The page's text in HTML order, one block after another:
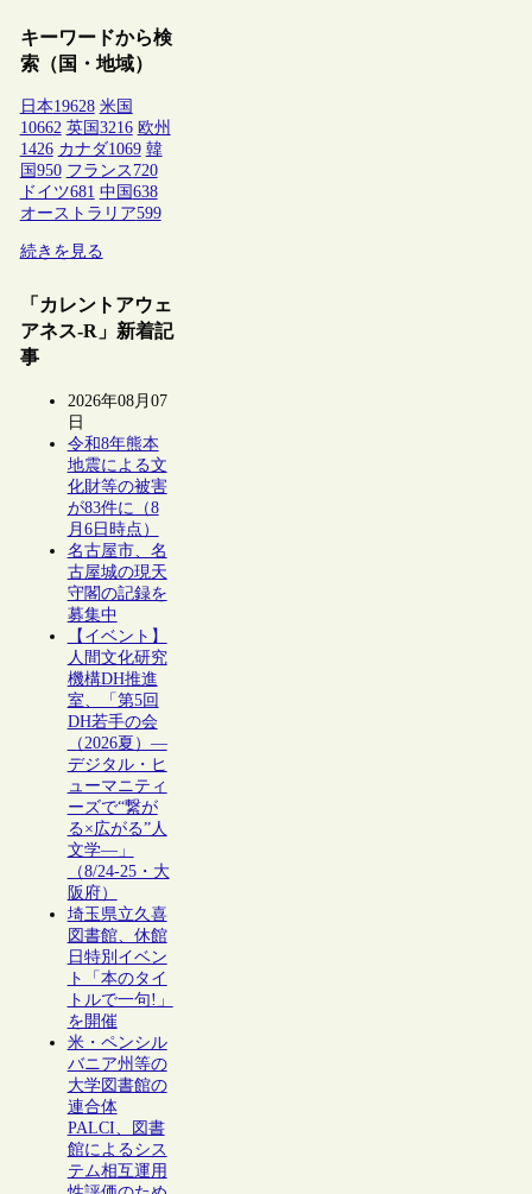
キーワードから検
索（国・地域）
日本19628 米国
10662 英国 3216 欧州
1426 カナダ1069 韓
国 950 フランス 720
ドイツ681 中国 638
オーストラリア599
続きを見る
「カレントアウェ
アネス-R」新着記
事
2026年08月07
日
令和8年熊本
地震による文
化財等の被害
が83件に（8
月6日時点）
名古屋市、名
古屋城の現天
守閣の記録を
募集中
【イベント】
人間文化研究
機構DH推進
室、「第5回
DH若手の会
（2026夏）―
デジタル・ヒ
ューマニティ
ーズで“繋が
る×広がる”人
文学―」
（8/24-25・大
阪府）
埼玉県立久喜
図書館、休館
日特別イベン
ト「本のタイ
トルで一句!」
を開催
米・ペンシル
バニア州等の
大学図書館の
連合体
PALCI、図書
館によるシス
テム相互運用